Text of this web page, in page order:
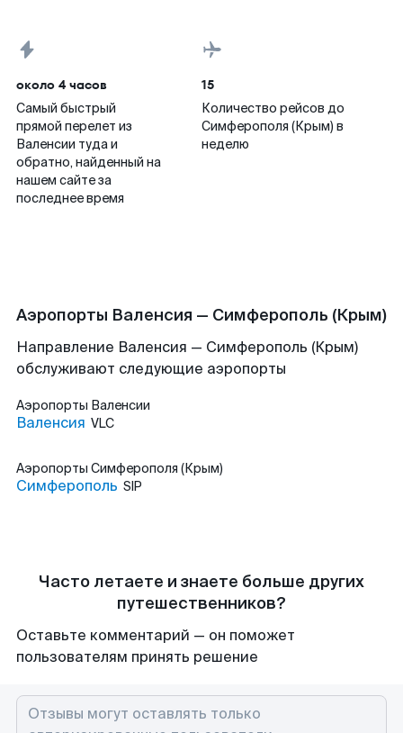
около 4 часов
Самый быстрый
прямой перелет из
Валенсии туда и
обратно, найденный на
нашем сайте за
последнее время
15
Количество рейсов до
Симферополя (Крым) в
неделю
Аэропорты Валенсия — Симферополь (Крым)
Направление Валенсия — Симферополь (Крым)
обслуживают следующие аэропорты
Аэропорты Валенсии
Валенсия VLC
Аэропорты Симферополя (Крым)
Симферополь SIP
Часто летаете и знаете больше других
путешественников?
Оставьте комментарий — он поможет
пользователям принять решение